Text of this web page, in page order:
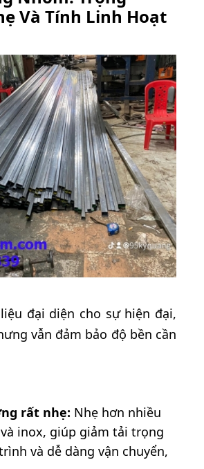
Và Tính Linh Hoạt
đại diện cho sự hiện đại,
vẫn đảm bảo độ bền cần
rất nhẹ: Nhẹ hơn nhiều
inox, giúp giảm tải trọng
và dễ dàng vận chuyển,